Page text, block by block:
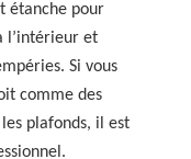
étanche pour
l’intérieur et
Si vous
comme des
plafonds, il est